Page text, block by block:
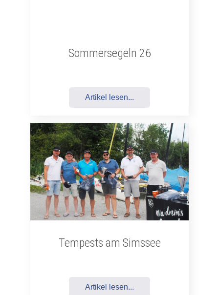
Sommersegeln 26
Artikel lesen...
Tempests am Simssee
Artikel lesen...